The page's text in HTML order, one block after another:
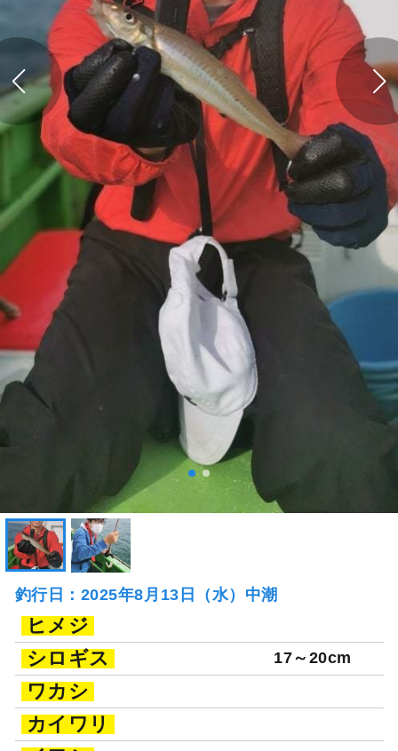
釣行日：2025年8月13日（水）中潮
ヒメジ
シロギス
17～20cm
ワカシ
カイワリ